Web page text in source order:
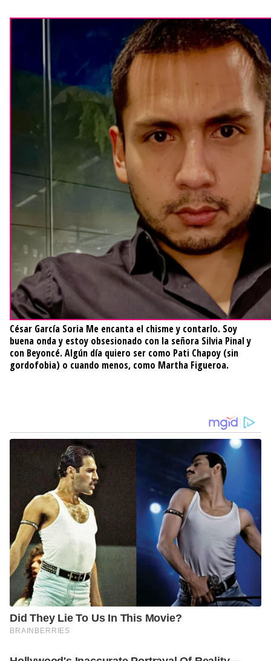
César García Soria Me encanta el chisme y contarlo. Soy
buena onda y estoy obsesionado con la señora Silvia Pinal y
con Beyoncé. Algún día quiero ser como Pati Chapoy (sin
gordofobia) o cuando menos, como Martha Figueroa.